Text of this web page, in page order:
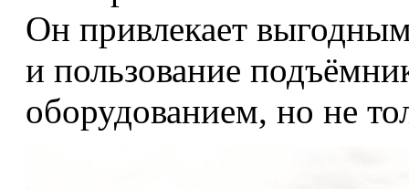
Он привлекает
и пользование
оборудованием, но не